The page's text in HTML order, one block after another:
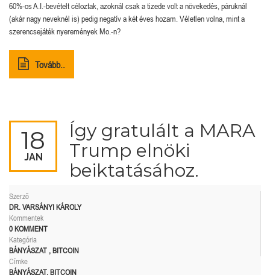
60%-os A.I.-bevételt céloztak, azoknál csak a tizede volt a növekedés, páruknál
(akár nagy neveknél is) pedig negatív a két éves hozam. Véletlen volna, mint a
szerencsejáték nyeremények Mo.-n?
Tovább..
18
JAN
Így gratulált a MARA
Trump elnöki
beiktatásához.
Szerző
DR. VARSÁNYI KÁROLY
Kommentek
0 KOMMENT
Kategória
BÁNYÁSZAT , BITCOIN
Címke
BÁNYÁSZAT, BITCOIN